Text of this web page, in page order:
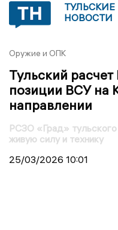
ТУЛЬСКИЕ
НОВОСТИ
Оружие и ОПК
Тульский
позиции ВСУ на
направлении
РСЗО «Град»
живую силу и технику
25/03/2026 10:01